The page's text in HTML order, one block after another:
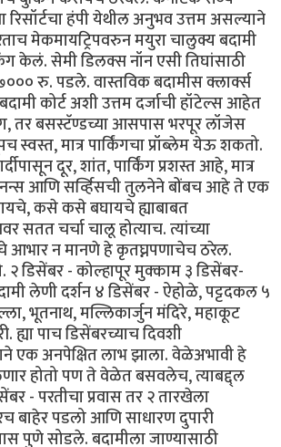
रिसॉर्टचा हंपी येथील अनुभव उत्तम असल्याने
मेकमायट्रिपवरुन मयुरा चालुक्य बदामी
केलं. सेमी डिलक्स नॉन एसी तिघांसाठी
७००० रु. पडले. वास्तविक बदामीस क्लार्क्स
कोर्ट अशी उत्तम दर्जाची हॉटेल्स आहेत
तर बसस्टॅण्डच्या आसपास भरपूर लॉजेस
मात्र पार्किंगचा प्रॉब्लेम येऊ शकतो.
दूर, शांत, पार्किंग प्रशस्त आहे, मात्र
आणि सर्व्हिसची तुलनेने बोंबच आहे ते एक
कसे कसे बघायचे ह्याबाबत
सतत चर्चा चालू होत्याच. त्यांच्या
आभार न मानणे हे कृतघ्नपणाचेच ठरेल.
डिसेंबर - कोल्हापूर मुक्काम ३ डिसेंबर-
लेणी दर्शन ४ डिसेंबर - ऐहोळे, पट्टदकल ५
भूतनाथ, मल्लिकार्जुन मंदिरे, महाकूट
पाच डिसेंबरच्याच दिवशी
एक अनपेक्षित लाभ झाला. वेळेअभावी हे
होतो पण ते वेळेत बसवलेच, त्याबद्द्ल
- परतीचा प्रवास तर २ तारखेला
पडलो आणि साधारण दुपारी
पुणे सोडले. बदामीला जाण्यासाठी